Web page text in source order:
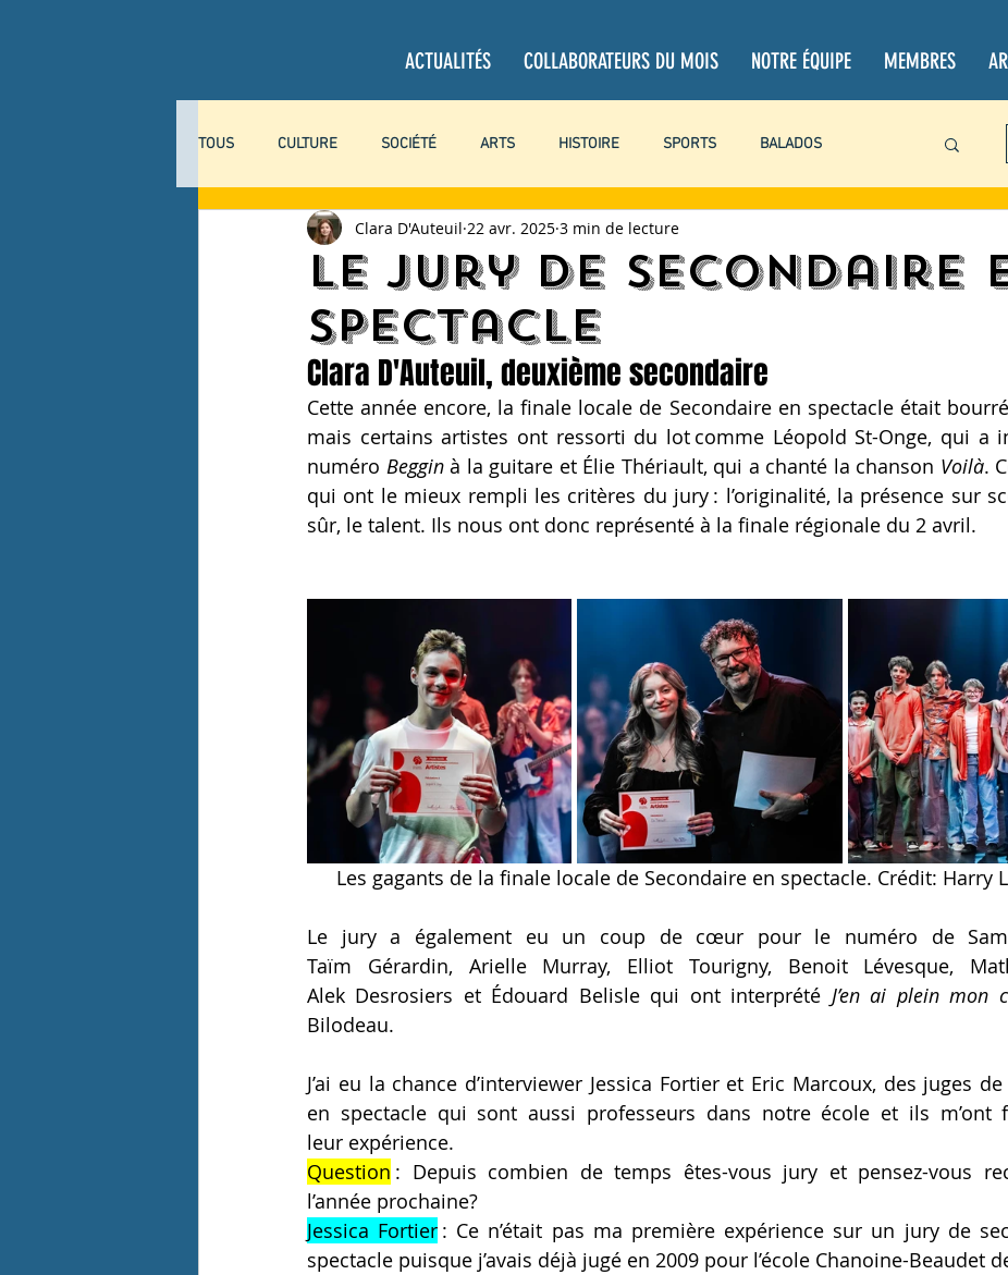
ACTUALITÉS COLLABORATEURS DU MOIS NOTRE ÉQUIPE MEMBRES
TOUS CULTURE SOCIÉTÉ ARTS HISTOIRE SPORTS BALADOS
COLLABORATEURS PROJETS PERSONNELS
EXPLORACTION COVID-19 BOOKTUBE
Le Jury de secondaire
spectacle
Clara D'Auteuil 22 avr. 2025 3 min de lecture
Clara D'Auteuil, deuxième secondaire
Cette année encore, la finale locale de Secondaire en spectacle était
mais certains artistes ont ressorti du lot comme Léopold St-Onge, qui a
numéro Beggin à la guitare et Élie Thériault, qui a chanté la chanson Voilà.
qui ont le mieux rempli les critères du jury : l’originalité, la présence sur
sûr, le talent. Ils nous ont donc représenté à la finale régionale du 2 avril.
Les gagants de la finale locale de Secondaire en spectacle. Crédit: Harry
Le jury a également eu un coup de cœur pour le numéro de Sam
Taïm Gérardin, Arielle Murray, Elliot Tourigny, Benoit Lévesque,
Alek Desrosiers et Édouard Belisle qui ont interprété J’en ai plein mon
Bilodeau.
J’ai eu la chance d’interviewer Jessica Fortier et Eric Marcoux, des juges
en spectacle qui sont aussi professeurs dans notre école et ils m’ont
leur expérience.
Question : Depuis combien de temps êtes-vous jury et pensez-vous
l’année prochaine?
Jessica Fortier : Ce n’était pas ma première expérience sur un jury de
spectacle puisque j’avais déjà jugé en 2009 pour l’école Chanoine-Beaudet